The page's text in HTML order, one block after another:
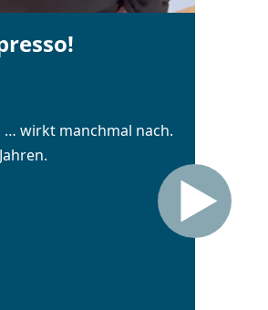
wirkt manchmal nach.